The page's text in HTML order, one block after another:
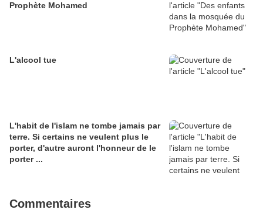
Prophète Mohamed
L'alcool tue
L'habit de l'islam ne tombe jamais par
terre. Si certains ne veulent plus le
porter, d'autre auront l'honneur de le
porter ...
Commentaires